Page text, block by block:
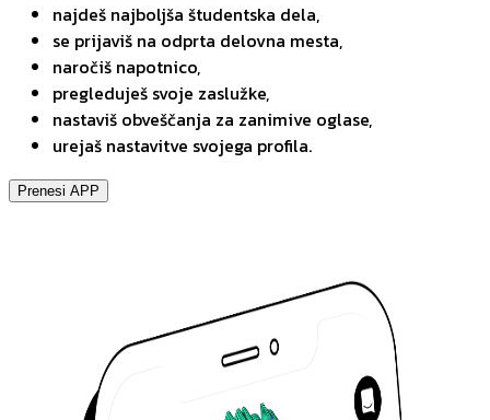
najdeš najboljša študentska dela,
se prijaviš na odprta delovna mesta,
naročiš napotnico,
pregleduješ svoje zaslužke,
nastaviš obveščanja za zanimive oglase,
urejaš nastavitve svojega profila.
Prenesi APP